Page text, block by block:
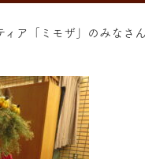
ア「ミモザ」のみなさ